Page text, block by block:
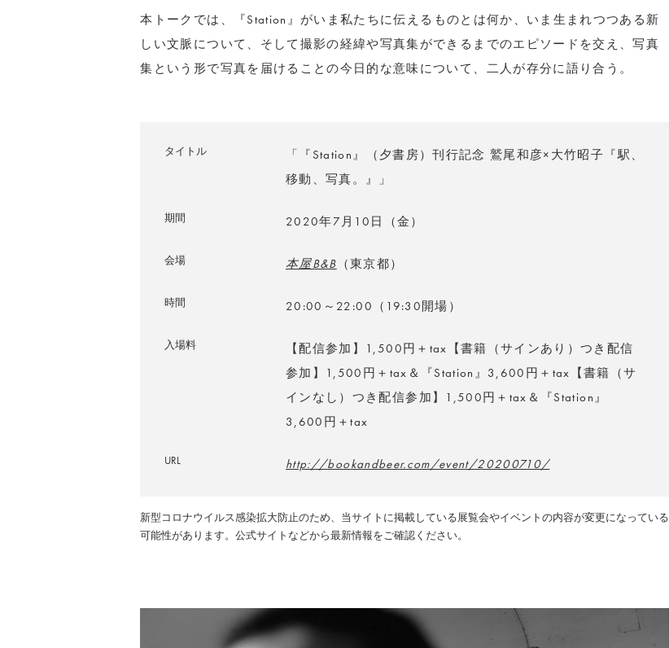
本トークでは、『Station』がいま私たちに伝えるものとは何か、いま生まれつつある新
しい文脈について、そして撮影の経緯や写真集ができるまでのエピソードを交え、写真
集という形で写真を届けることの今日的な意味について、二人が存分に語り合う。
タイトル
「『Station』（夕書房）刊行記念 鷲尾和彦×大竹昭子『駅、
移動、写真。』」
期間 2020年7月10日（金）
会場 本屋B&B （東京都）
時間 20:00～22:00（19:30開場）
入場料
【配信参加】1,500円＋tax【書籍（サインあり）つき配信
参加】1,500円＋tax＆『Station』3,600円＋tax【書籍（サ
インなし）つき配信参加】1,500円＋tax＆『Station』
3,600円＋tax
URL http://bookandbeer.com/event/20200710/
新型コロナウイルス感染拡大防止のため、当サイトに掲載している展覧会やイベントの内容が変更になっている
可能性があります。公式サイトなどから最新情報をご確認ください。